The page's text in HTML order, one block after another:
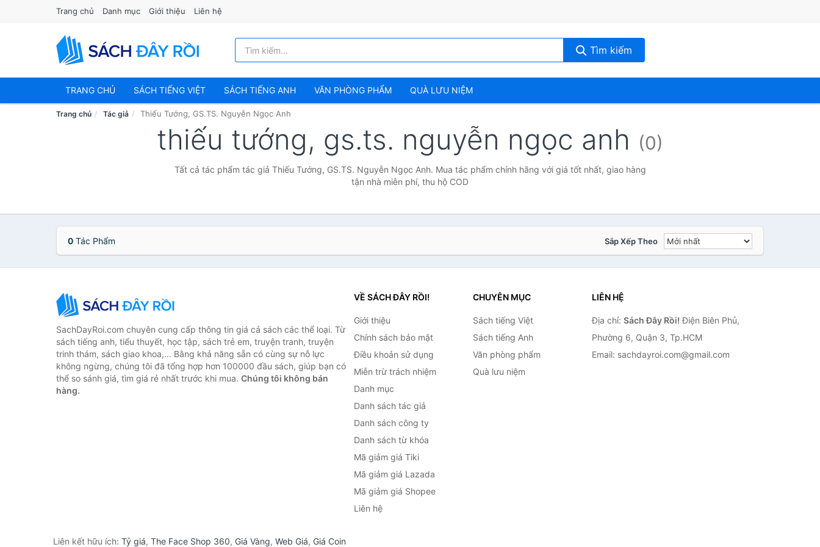
Trang chủ Danh mục Giới thiệu Liên hệ
Tìm kiếm
TRANG CHỦ SÁCH TIẾNG VIỆT SÁCH TIẾNG ANH VĂN PHÒNG PHẨM QUÀ LƯU NIỆM
Trang chủ Tác giả Thiếu Tướng, GS.TS. Nguyễn Ngọc Anh
thiếu tướng, gs.ts. nguyễn ngọc anh (0)
Tất cả tác phẩm tác giả Thiếu Tướng, GS.TS. Nguyễn Ngọc Anh. Mua tác phẩm chính hãng với giá tốt nhất, giao hàng
tận nhà miễn phí, thu hộ COD
0 Tác Phẩm Sắp Xếp Theo
SachDayRoi.com chuyên cung cấp thông tin giá cả sách các thể loại. Từ
sách tiếng anh, tiểu thuyết, học tập, sách trẻ em, truyện tranh, truyện
trinh thám, sách giao khoa,... Bằng khả năng sẵn có cùng sự nỗ lực
không ngừng, chúng tôi đã tổng hợp hơn 100000 đầu sách, giúp bạn có
thể so sánh giá, tìm giá rẻ nhất trước khi mua. Chúng tôi không bán
hàng.
VỀ SÁCH ĐÂY RỒI!
Giới thiệu
Chính sách bảo mật
Điều khoản sử dụng
Miễn trừ trách nhiệm
Danh mục
Danh sách tác giả
Danh sách công ty
Danh sách từ khóa
Mã giảm giá Tiki
Mã giảm giá Lazada
Mã giảm giá Shopee
Liên hệ
CHUYÊN MỤC
Sách tiếng Việt
Sách tiếng Anh
Văn phòng phẩm
Quà lưu niệm
LIÊN HỆ
Địa chỉ: Sách Đây Rồi! Điện Biên Phủ,
Phường 6, Quận 3, Tp.HCM
Email: sachdayroi.com@gmail.com
Liên kết hữu ích: Tỷ giá, The Face Shop 360, Giá Vàng, Web Giá, Giá Coin